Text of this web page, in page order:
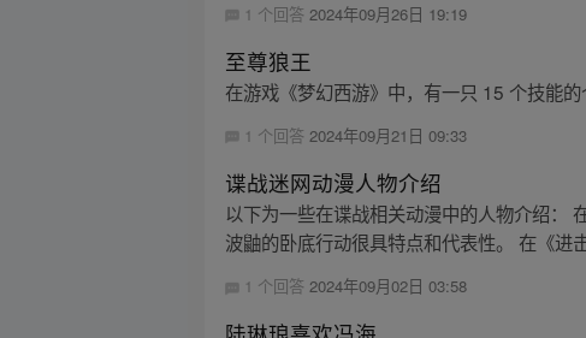
1 个回答 2024年09月26日 19:19
至尊狼王
在游戏《梦幻西游》中，有一只 15 个技能
1 个回答 2024年09月21日 09:33
谍战迷网动漫人物介绍
以下为一些在谍战相关动漫中的人物介绍：
波鼬的卧底行动很具特点和代表性。 在《进
1 个回答2024年09月02日 03:58